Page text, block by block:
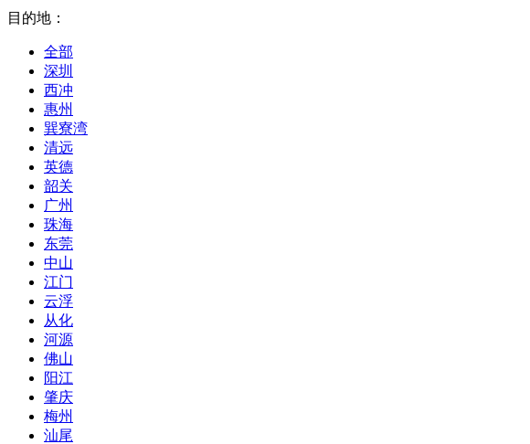
目的地：
全部
深圳
西冲
惠州
巽寮湾
清远
英德
韶关
广州
珠海
东莞
中山
江门
云浮
从化
河源
佛山
阳江
肇庆
梅州
汕尾